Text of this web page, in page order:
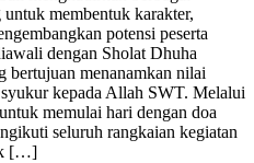
membentuk karakter,
potensi peserta
dengan Sholat Dhuha
bertujuan menanamkan nilai
kepada Allah SWT. Melalui
memulai hari dengan doa
seluruh rangkaian kegiatan
[…]